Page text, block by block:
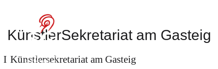
Tabea
Zimmermann in
Siena
KünstlerSekretariat am Gasteig
Künstler­sekretariat am Gasteig